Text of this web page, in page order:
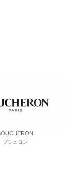
ブシュロン